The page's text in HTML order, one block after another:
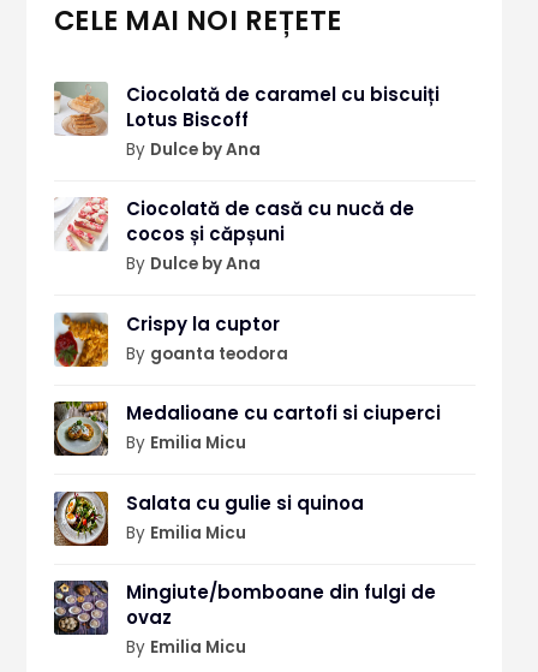
CELE MAI NOI REȚETE
Ciocolată de caramel cu biscuiți
Lotus Biscoff
By Dulce by Ana
Ciocolată de casă cu nucă de
cocos și căpșuni
By Dulce by Ana
Crispy la cuptor
By goanta teodora
Medalioane cu cartofi si ciuperci
By Emilia Micu
Salata cu gulie si quinoa
By Emilia Micu
Mingiute/bomboane din fulgi de
ovaz
By Emilia Micu